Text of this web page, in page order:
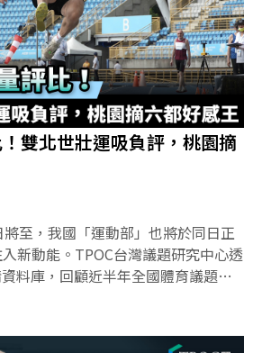
雙北世壯運吸負評，桃園摘
至，我國「運動部」也將於同日正
新動能。TPOC台灣議題研究中心透
料庫，回顧近半年全國體育議題熱
下六都好感度冠軍。